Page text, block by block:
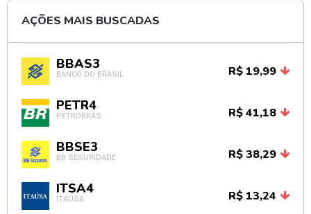
AÇÕES MAIS BUSCADAS
BBAS3
BANCO DO BRASIL R$ 19,99
PETR4
PETROBRAS R$ 41,18
BBSE3
BB SEGURIDADE R$ 38,29
ITSA4
ITAÚSA R$ 13,24